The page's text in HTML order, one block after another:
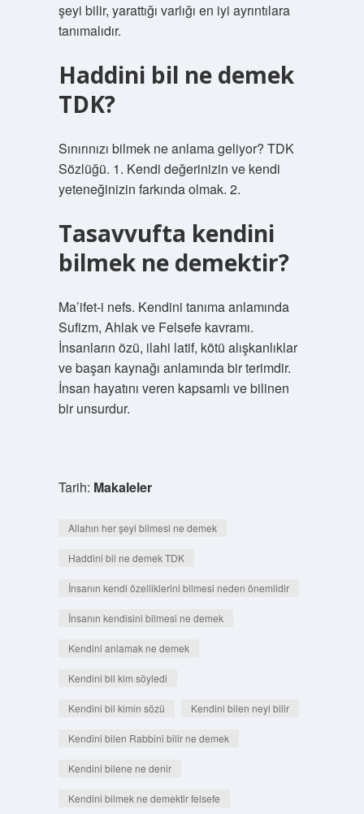
şeyi bilir, yarattığı varlığı en iyi ayrıntılara
tanımalıdır.
Haddini bil ne demek
TDK?
Sınırınızı bilmek ne anlama geliyor? TDK
Sözlüğü. 1. Kendi değerinizin ve kendi
yeteneğinizin farkında olmak. 2.
Tasavvufta kendini
bilmek ne demektir?
Ma’ifet-i nefs. Kendini tanıma anlamında
Sufizm, Ahlak ve Felsefe kavramı.
İnsanların özü, ilahi latif, kötü alışkanlıklar
ve başarı kaynağı anlamında bir terimdir.
İnsan hayatını veren kapsamlı ve bilinen
bir unsurdur.
Tarih: Makaleler
Allahın her şeyi bilmesi ne demek
Haddini bil ne demek TDK
İnsanın kendi özelliklerini bilmesi neden önemlidir
İnsanın kendisini bilmesi ne demek
Kendini anlamak ne demek
Kendini bil kim söyledi
Kendini bil kimin sözü Kendini bilen neyi bilir
Kendini bilen Rabbini bilir ne demek
Kendini bilene ne denir
Kendini bilmek ne demektir felsefe